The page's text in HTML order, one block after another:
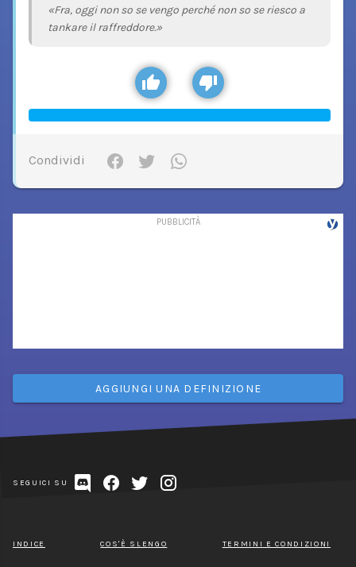
«Fra, oggi non so se vengo perché non so se riesco a
tankare il raffreddore.»
Condividi
AGGIUNGI UNA DEFINIZIONE
SEGUICI SU
INDICE COS'È SLENGO TERMINI E CONDIZIONI